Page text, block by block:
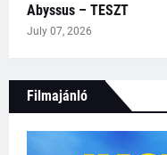
Abyssus – TESZT
July 07, 2026
Filmajánló